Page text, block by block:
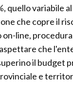
quello variabile
che copre il
line,
che
il budget
e